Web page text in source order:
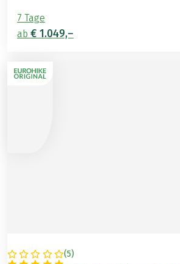
7 Tage
ab € 1.049,–
(5)
ÖSTERREICH